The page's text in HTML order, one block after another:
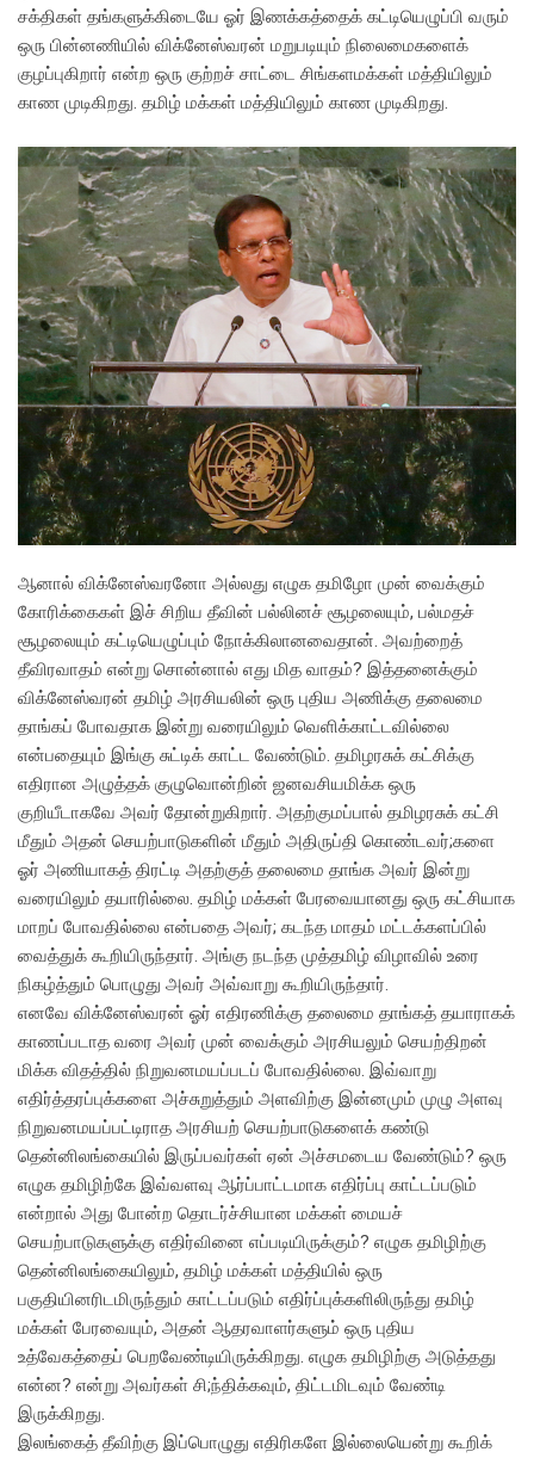
சக்திகள் தங்களுக்கிடையே ஓர் இணக்கத்தைக் கட்டியெழுப்பி வரும்
ஒரு பின்னணியில் விக்னேஸ்வரன் மறுபடியும் நிலைமைகளைக்
குழப்புகிறார் என்ற ஒரு குற்றச் சாட்டை சிங்களமக்கள் மத்தியிலும்
காண முடிகிறது. தமிழ் மக்கள் மத்தியிலும் காண முடிகிறது.
ஆனால் விக்னேஸ்வரனோ அல்லது எழுக தமிழோ முன் வைக்கும்
கோரிக்கைகள் இச் சிறிய தீவின் பல்லினச் சூழலையும், பல்மதச்
சூழலையும் கட்டியெழுப்பும் நோக்கிலானவைதான். அவற்றைத்
தீவிரவாதம் என்று சொன்னால் எது மித வாதம்? இத்தனைக்கும்
விக்னேஸ்வரன் தமிழ் அரசியலின் ஒரு புதிய அணிக்கு தலைமை
தாங்கப் போவதாக இன்று வரையிலும் வெளிக்காட்டவில்லை
என்பதையும் இங்கு சுட்டிக் காட்ட வேண்டும். தமிழரசுக் கட்சிக்கு
எதிரான அழுத்தக் குழுவொன்றின் ஜனவசியமிக்க ஒரு
குறியீடாகவே அவர் தோன்றுகிறார். அதற்குமப்பால் தமிழரசுக் கட்சி
மீதும் அதன் செயற்பாடுகளின் மீதும் அதிருப்தி கொண்டவர்;களை
ஓர் அணியாகத் திரட்டி அதற்குத் தலைமை தாங்க அவர் இன்று
வரையிலும் தயாரில்லை. தமிழ் மக்கள் பேரவையானது ஒரு கட்சியாக
மாறப் போவதில்லை என்பதை அவர்; கடந்த மாதம் மட்டக்களப்பில்
வைத்துக் கூறியிருந்தார். அங்கு நடந்த முத்தமிழ் விழாவில் உரை
நிகழ்த்தும் பொழுது அவர் அவ்வாறு கூறியிருந்தார்.
எனவே விக்னேஸ்வரன் ஓர் எதிரணிக்கு தலைமை தாங்கத் தயாராகக்
காணப்படாத வரை அவர் முன் வைக்கும் அரசியலும் செயற்திறன்
மிக்க விதத்தில் நிறுவனமயப்படப் போவதில்லை. இவ்வாறு
எதிர்த்தரப்புக்களை அச்சுறுத்தும் அளவிற்கு இன்னமும் முழு அளவு
நிறுவனமயப்பட்டிராத அரசியற் செயற்பாடுகளைக் கண்டு
தென்னிலங்கையில் இருப்பவர்கள் ஏன் அச்சமடைய வேண்டும்? ஒரு
எழுக தமிழிற்கே இவ்வளவு ஆர்ப்பாட்டமாக எதிர்ப்பு காட்டப்படும்
என்றால் அது போன்ற தொடர்ச்சியான மக்கள் மையச்
செயற்பாடுகளுக்கு எதிர்வினை எப்படியிருக்கும்? எழுக தமிழிற்கு
தென்னிலங்கையிலும், தமிழ் மக்கள் மத்தியில் ஒரு
பகுதியினரிடமிருந்தும் காட்டப்படும் எதிர்ப்புக்களிலிருந்து தமிழ்
மக்கள் பேரவையும், அதன் ஆதரவாளர்களும் ஒரு புதிய
உத்வேகத்தைப் பெறவேண்டியிருக்கிறது. எழுக தமிழிற்கு அடுத்தது
என்ன? என்று அவர்கள் சி;ந்திக்கவும், திட்டமிடவும் வேண்டி
இருக்கிறது.
இலங்கைத் தீவிற்கு இப்பொழுது எதிரிகளே இல்லையென்று கூறிக்